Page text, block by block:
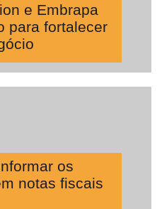
e Embrapa
para fortalecer
os
notas fiscais